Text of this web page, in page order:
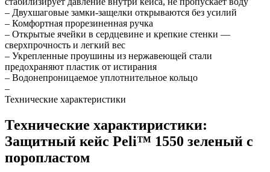
– Двухшаговые замки-защелки открываются без усилий
– Комфортная прорезиненная ручка
– Открытые ячейки в сердцевине и крепкие стенки —
сверхпрочность и легкий вес
– Укрепленные проушины из нержавеющей стали
предохраняют пластик от истирания
– Водонепроницаемое уплотнительное кольцо
–
Технические характеристики
Технические характиристики:
Защитный кейс Peli™ 1550 зеленый с
поропластом